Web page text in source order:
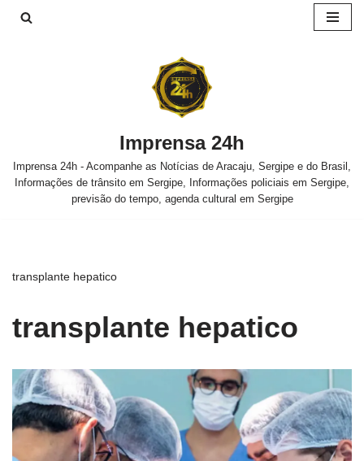
Imprensa 24h
Imprensa 24h - Acompanhe as Notícias de Aracaju, Sergipe e do Brasil,
Informações de trânsito em Sergipe, Informações policiais em Sergipe,
previsão do tempo, agenda cultural em Sergipe
transplante hepatico
transplante hepatico